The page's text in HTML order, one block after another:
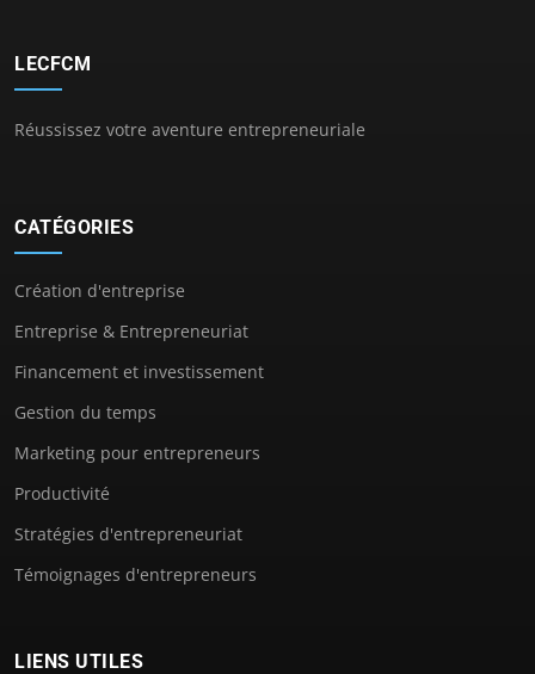
LECFCM
Réussissez votre aventure entrepreneuriale
CATÉGORIES
Création d'entreprise
Entreprise & Entrepreneuriat
Financement et investissement
Gestion du temps
Marketing pour entrepreneurs
Productivité
Stratégies d'entrepreneuriat
Témoignages d'entrepreneurs
LIENS UTILES